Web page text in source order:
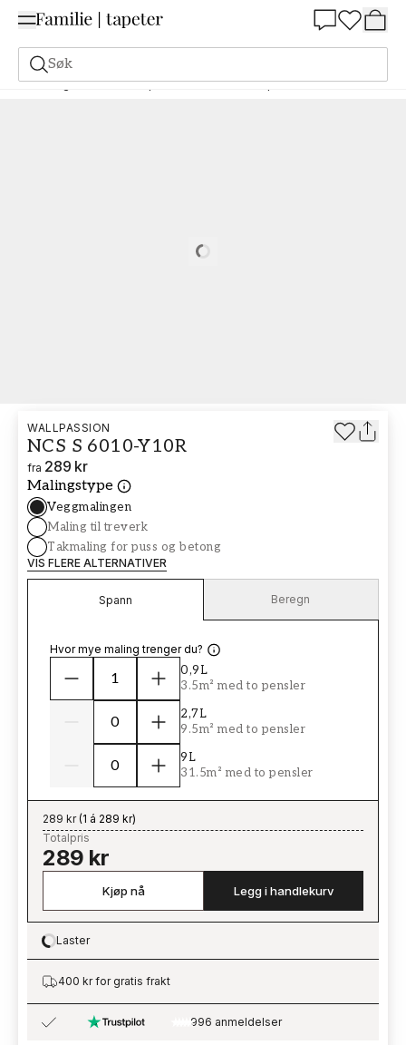
Søk
Maling Bestill basert på NCS Bestill basert på NCS 6010-Y10R
WALLPASSION
NCS S 6010-Y10R
fra 289 kr
Malingstype
Veggmalingen
Maling til treverk
Takmaling for puss og betong
VIS FLERE ALTERNATIVER
Spann Beregn
Hvor mye maling trenger du?
0,9L
3.5m² med to pensler
2,7L
9.5m² med to pensler
9L
31.5m² med to pensler
289 kr(1 á 289 kr)
Totalpris
289 kr
Kjøp nå Legg i handlekurv
Loading…
Laster
400 kr for gratis frakt
996 anmeldelser